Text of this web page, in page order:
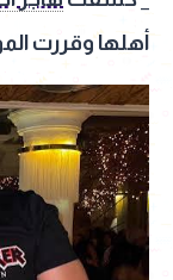
أهلها وقررت